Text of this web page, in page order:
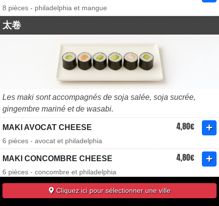
8 pièces - philadelphia et mangue
太卷
Les maki sont accompagnés de soja salée, soja sucrée,
gingembre mariné et de wasabi.
MAKI AVOCAT CHEESE 4,80€
6 pièces - avocat et philadelphia
MAKI CONCOMBRE CHEESE 4,80€
6 pièces - concombre et philadelphia
MAKI POULETCliquez ici pour sélectionner une ville